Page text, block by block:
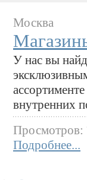
Москва
У нас вы
внутренних
Просмотров:
Подробнее...